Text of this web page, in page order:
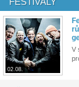
02.08.
V